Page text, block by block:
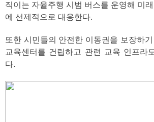
직이는 자율주행 시범 버스를 운영해 미
에 선제적으로 대응한다.
또한 시민들의 안전한 이동권을 보장하
교육센터를 건립하고 관련 교육 인프라
다.